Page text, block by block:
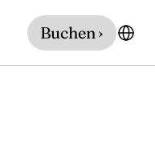
Buchen ›